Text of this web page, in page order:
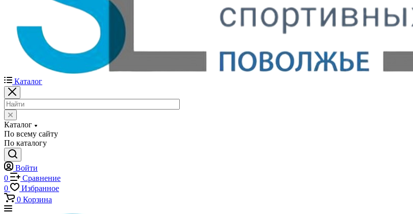
Каталог
Каталог
По всему сайту
По каталогу
Войти
0
Сравнение
0
Избранное
0 Корзина